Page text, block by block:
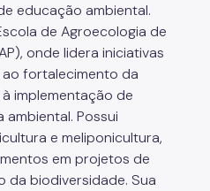
educação ambiental.
de Agroecologia de
onde lidera iniciativas
fortalecimento da
implementação de
Possui
e meliponicultura,
em projetos de
da biodiversidade. Sua